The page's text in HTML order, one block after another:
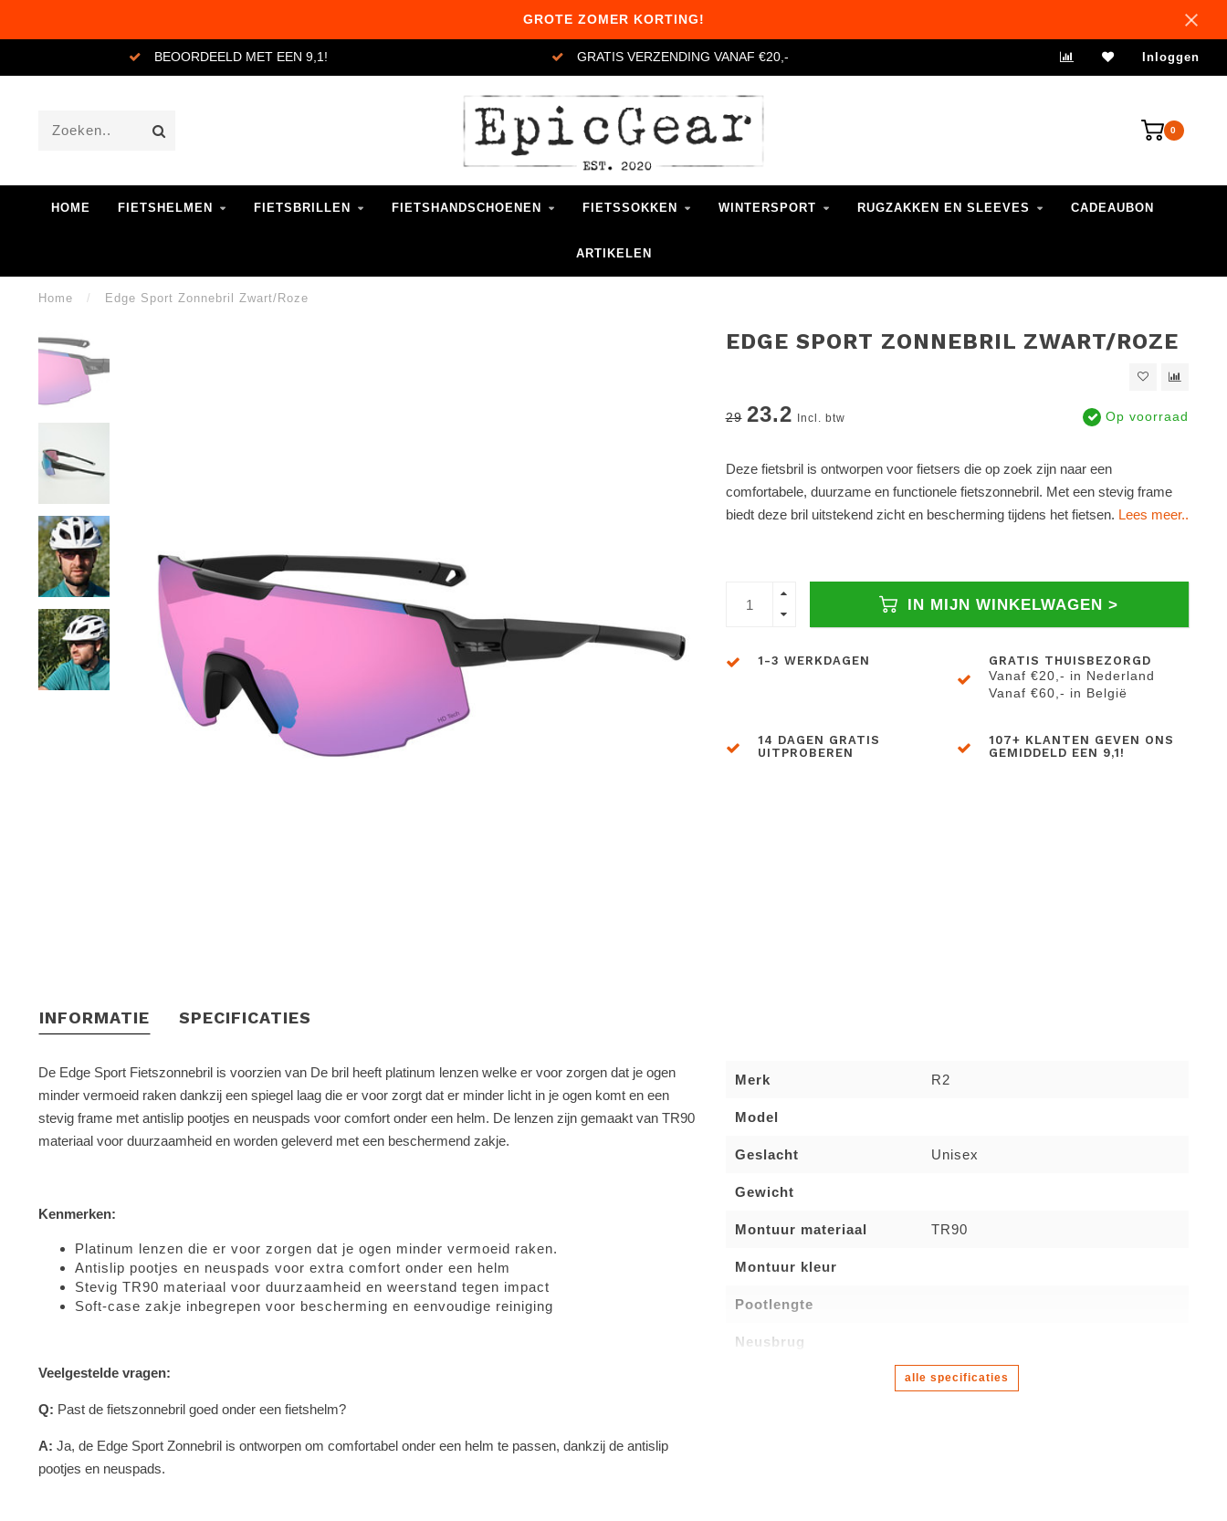
GROTE ZOMER KORTING!
BEOORDEELD MET EEN 9,1! GRATIS VERZENDING VANAF €20,- VERZENDING 1-3 WERKDAGEN
Inloggen
0
HOME FIETSHELMEN FIETSBRILLEN FIETSHANDSCHOENEN FIETSSOKKEN WINTERSPORT RUGZAKKEN EN SLEEVES CADEAUBON
ARTIKELEN
Home / Edge Sport Zonnebril Zwart/Roze
EDGE SPORT ZONNEBRIL ZWART/ROZE
29 23.2 Incl. btw Op voorraad
Deze fietsbril is ontworpen voor fietsers die op zoek zijn naar een
comfortabele, duurzame en functionele fietszonnebril. Met een stevig frame
biedt deze bril uitstekend zicht en bescherming tijdens het fietsen. Lees meer..
IN MIJN WINKELWAGEN >
1-3 WERKDAGEN
GRATIS THUISBEZORGD
Vanaf €20,- in Nederland
Vanaf €60,- in België
14 DAGEN GRATIS
UITPROBEREN
107+ KLANTEN GEVEN ONS
GEMIDDELD EEN 9,1!
INFORMATIE SPECIFICATIES
De Edge Sport Fietszonnebril is voorzien van De bril heeft platinum lenzen welke er voor zorgen dat je ogen
minder vermoeid raken dankzij een spiegel laag die er voor zorgt dat er minder licht in je ogen komt en een
stevig frame met antislip pootjes en neuspads voor comfort onder een helm. De lenzen zijn gemaakt van TR90
materiaal voor duurzaamheid en worden geleverd met een beschermend zakje.
Kenmerken:
Platinum lenzen die er voor zorgen dat je ogen minder vermoeid raken.
Antislip pootjes en neuspads voor extra comfort onder een helm
Stevig TR90 materiaal voor duurzaamheid en weerstand tegen impact
Soft-case zakje inbegrepen voor bescherming en eenvoudige reiniging
Veelgestelde vragen:
Q: Past de fietszonnebril goed onder een fietshelm?
A: Ja, de Edge Sport Zonnebril is ontworpen om comfortabel onder een helm te passen, dankzij de antislip
pootjes en neuspads.
Merk R2
Model
Geslacht Unisex
Gewicht
Montuur materiaal TR90
Montuur kleur
Pootlengte
Neusbrug
alle specificaties